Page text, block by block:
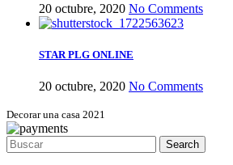
20 octubre, 2020 No Comments
STAR PLG ONLINE
20 octubre, 2020 No Comments
Decorar una casa 2021
Search